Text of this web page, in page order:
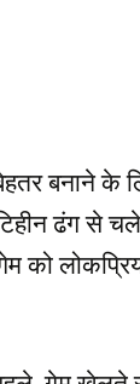
बनाने के
ढंग से
लोकप्रिय